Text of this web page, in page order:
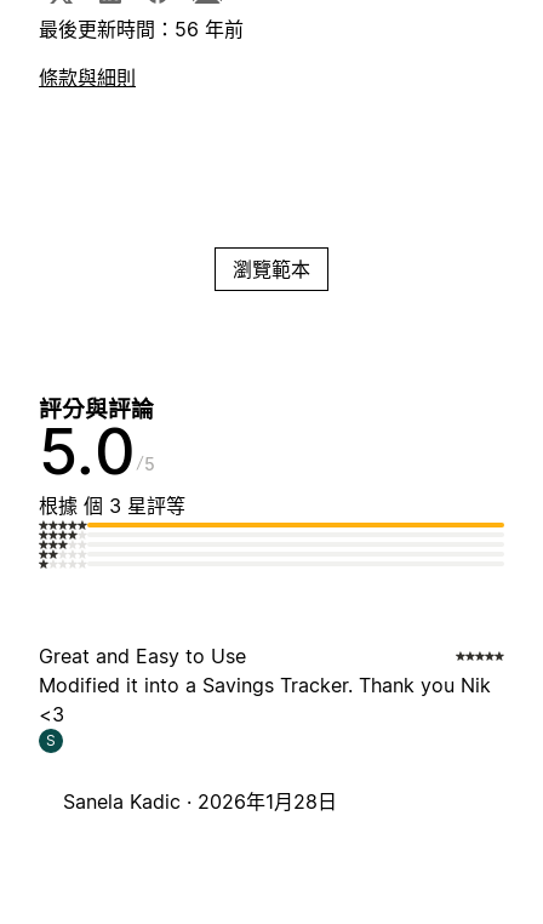
最後更新時間：56 年前
條款與細則
瀏覽範本
評分與評論
5.0 5
根據 個 3 星評等
Great and Easy to Use
Modified it into a Savings Tracker. Thank you Nik
<3
S
Sanela Kadic · 2026年1月28日